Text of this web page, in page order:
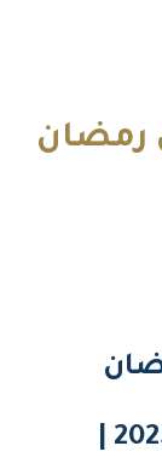
رمضان